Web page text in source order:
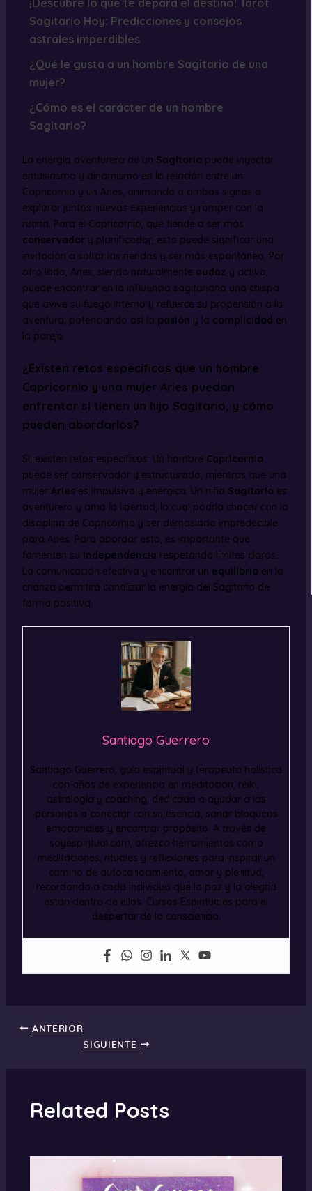
¡Descubre lo que te depara el destino! Tarot
Sagitario Hoy: Predicciones y consejos
astrales imperdibles
¿Qué le gusta a un hombre Sagitario de una
mujer?
¿Cómo es el carácter de un hombre
Sagitario?
La energía aventurera de un Sagitariopuede inyectar
entusiasmo y dinamismo en la relación entre un
Capricornio y un Aries, animando a ambos signos a
explorar juntos nuevas experiencias y romper con la
rutina. Para el Capricornio, que tiende a ser más
conservadory planificador, esto puede significar una
invitación a soltar las riendas y ser más espontáneo. Por
otro lado, Aries, siendo naturalmente audaz y activo,
puede encontrar en la influencia sagitariana una chispa
que avive su fuego interno y refuerce su propensión a la
aventura, potenciando así la pasión y la complicidad en
la pareja.
¿Existen retos específicos que un hombre
Capricornio y una mujer Aries puedan
enfrentar si tienen un hijo Sagitario, y cómo
pueden abordarlos?
Sí, existen retos específicos. Un hombre Capricornio
puede ser conservador y estructurado, mientras que una
mujer Arieses impulsiva y enérgica. Un niño Sagitarioes
aventurero y ama la libertad, lo cual podría chocar con la
disciplina de Capricornio y ser demasiado impredecible
para Aries. Para abordar esto, es importante que
fomenten su independencia respetando límites claros.
La comunicación efectiva y encontrar un equilibrioen la
crianza permitirá canalizar la energía del Sagitario de
forma positiva.
Santiago Guerrero
Santiago Guerrero, guía espiritual y terapeuta holística
con años de experiencia en meditación, reiki,
astrología y coaching, dedicada a ayudar a las
personas a conectar con su esencia, sanar bloqueos
emocionales y encontrar propósito. A través de
soyespiritual.com, ofrezco herramientas como
meditaciones, rituales y reflexiones para inspirar un
camino de autoconocimiento, amor y plenitud,
recordando a cada individuo que la paz y la alegría
están dentro de ellos. Cursos Espirituales para el
despertar de la consciencia.
ANTERIOR
SIGUIENTE
Related Posts